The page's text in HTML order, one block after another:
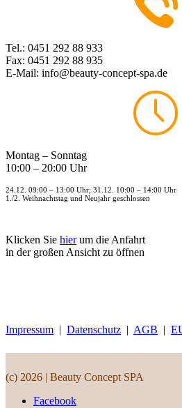
Tel.: 0451 292 88 933
Fax: 0451 292 88 935
E-Mail: info@beauty-concept-spa.de
Montag – Sonntag
10:00 – 20:00 Uhr
24.12. 09:00 – 13:00 Uhr; 31.12. 10:00 – 14:00 Uhr
1./2. Weihnachtstag und Neujahr geschlossen
Klicken Sie hierum die Anfahrt
in der großen Ansicht zu öffnen
Impressum | Datenschutz | AGB |
(c) 2026 | Beauty Concept SPA
Facebook